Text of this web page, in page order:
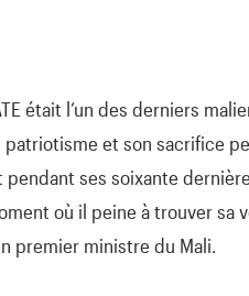
était l’un des derniers
et son sacrifice
ses soixante
où il peine à trouver sa
premier ministre du Mali.